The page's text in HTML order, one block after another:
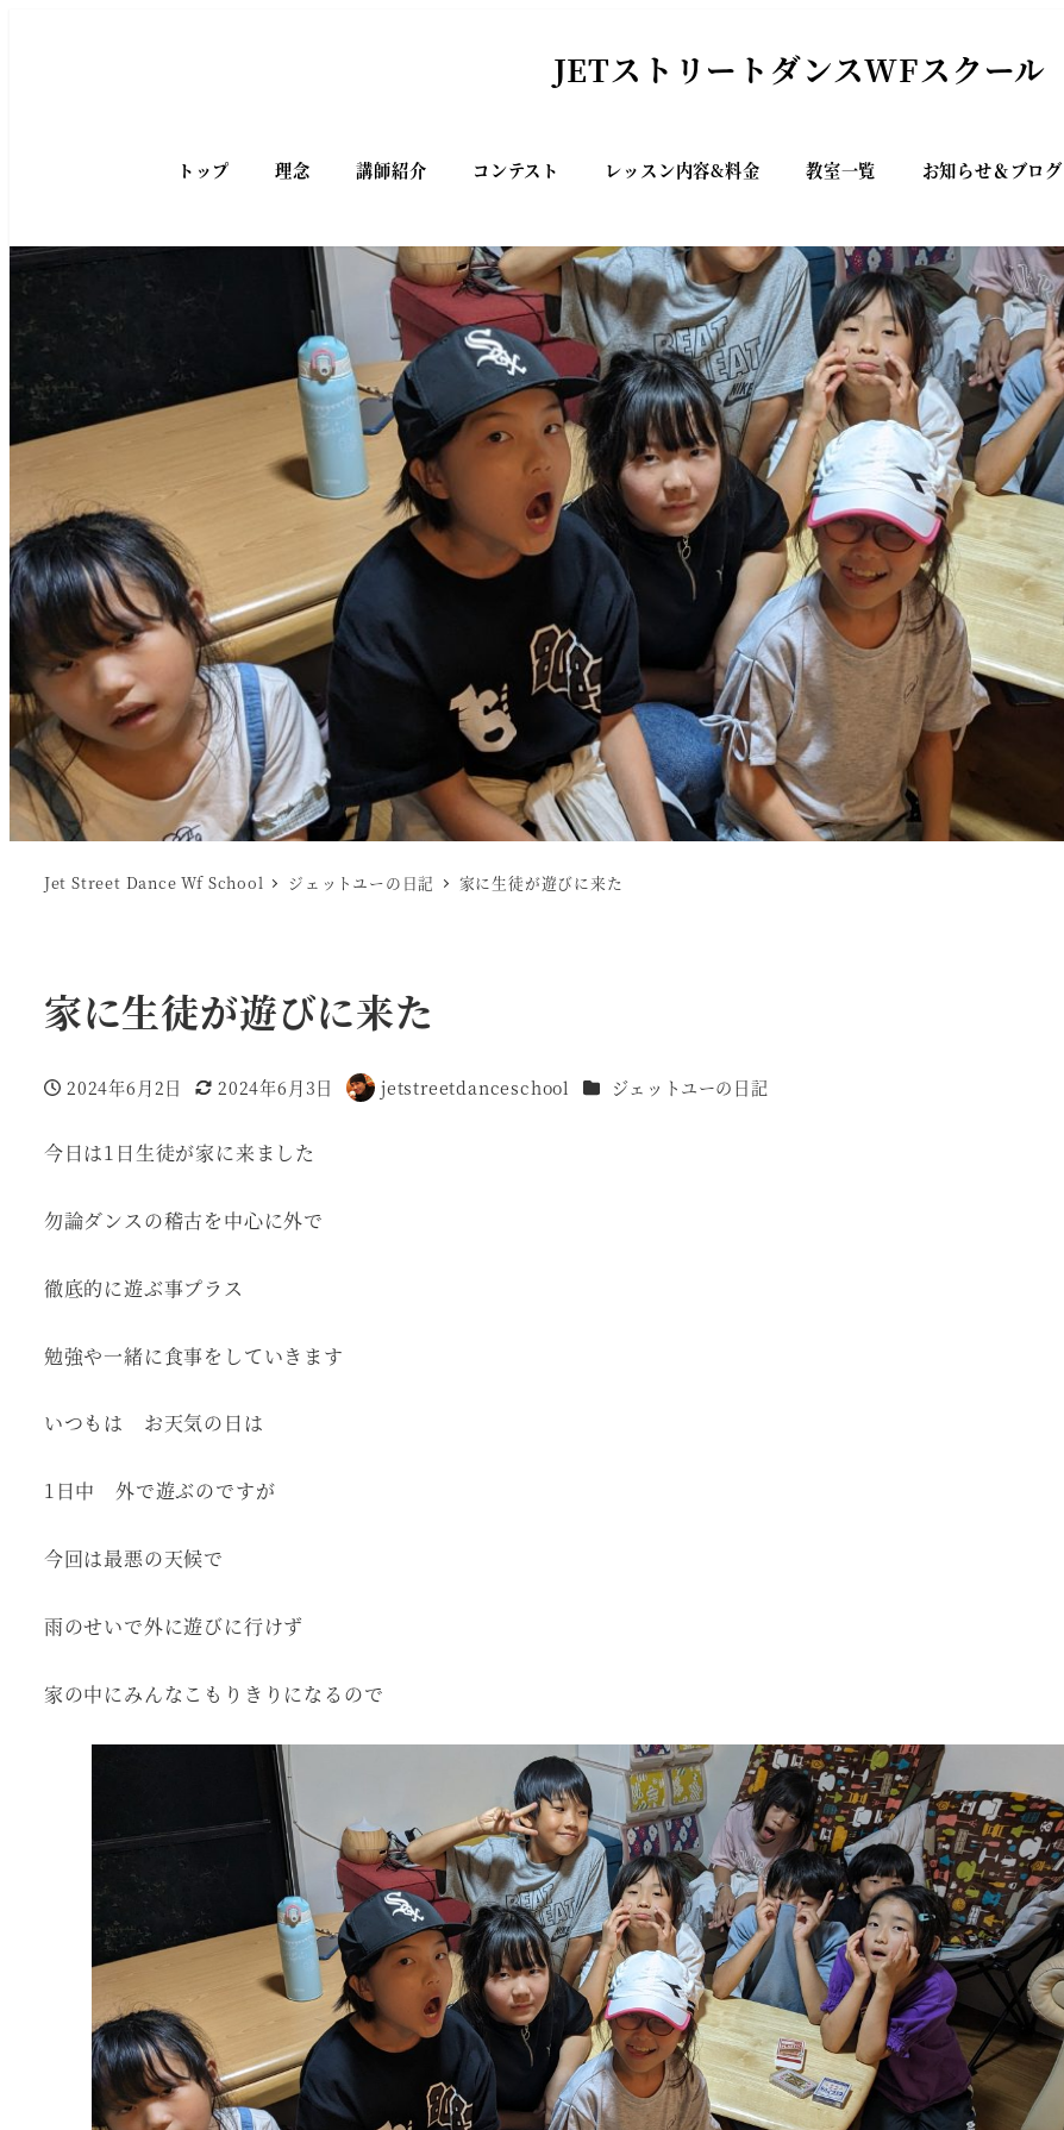
JETストリートダンスWFスクール
トップ 理念 講師紹介 コンテスト レッスン内容&料金 教室一覧 お知らせ＆ブログ
Jet Street Dance Wf School ジェットユーの日記 家に生徒が遊びに来た
家に生徒が遊びに来た
投稿日
2024年6月2日
更新日
2024年6月3日
著
jetstreetdanceschool カテゴリー
ジェットユーの日記
今日は1日生徒が家に来ました
勿論ダンスの稽古を中心に外で
徹底的に遊ぶ事プラス
勉強や一緒に食事をしていきます
いつもは お天気の日は
1日中 外で遊ぶのですが
今回は最悪の天候で
雨のせいで外に遊びに行けず
家の中にみんなこもりきりになるので